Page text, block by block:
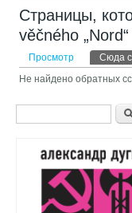
Страницы,
věčného „Nord“
Главные
Просмотр Сюда
Не найдено обратных
Форма